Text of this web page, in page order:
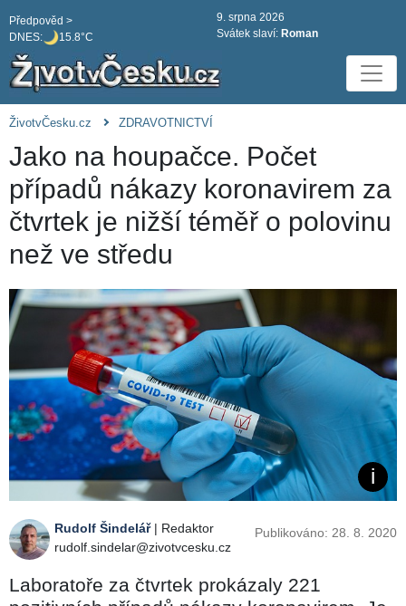
DNES: 15.8°C
Předpověd >
9. srpna 2026
Svátek slaví: Roman
ŽivotvČesku.cz ZDRAVOTNICTVÍ
Jako na houpačce. Počet
případů nákazy koronavirem za
čtvrtek je nižší téměř o polovinu
než ve středu
Rudolf Šindelář| Redaktor
rudolf.sindelar@zivotvcesku.cz
Publikováno: 28. 8. 2020
Laboratoře za čtvrtek prokázaly 221